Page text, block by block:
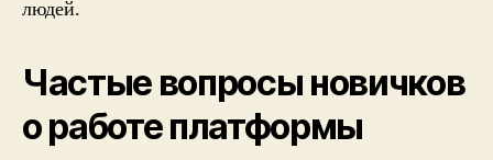
людей.
Частые вопросы новичков
о работе платформы